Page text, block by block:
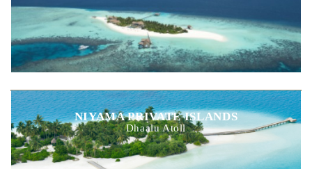
NIYAMA PRIVATE ISLANDS
Dhaalu Atoll